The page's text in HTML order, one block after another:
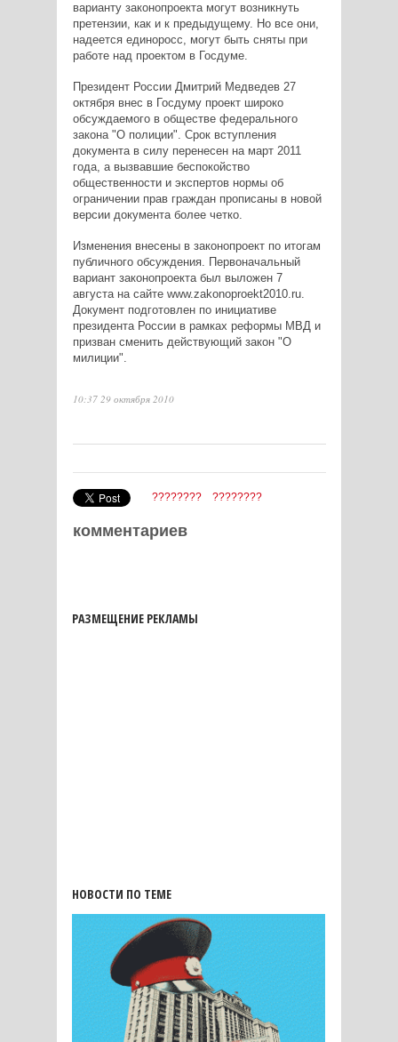
варианту законопроекта могут возникнуть
претензии, как и к предыдущему. Но все они,
надеется единоросс, могут быть сняты при
работе над проектом в Госдуме.
Президент России Дмитрий Медведев 27
октября внес в Госдуму проект широко
обсуждаемого в обществе федерального
закона "О полиции". Срок вступления
документа в силу перенесен на март 2011
года, а вызвавшие беспокойство
общественности и экспертов нормы об
ограничении прав граждан прописаны в новой
версии документа более четко.
Изменения внесены в законопроект по итогам
публичного обсуждения. Первоначальный
вариант законопроекта был выложен 7
августа на сайте www.zakonoproekt2010.ru.
Документ подготовлен по инициативе
президента России в рамках реформы МВД и
призван сменить действующий закон "О
милиции".
10:37 29 октября 2010
???????? ????????
комментариев
РАЗМЕЩЕНИЕ РЕКЛАМЫ
НОВОСТИ ПО ТЕМЕ